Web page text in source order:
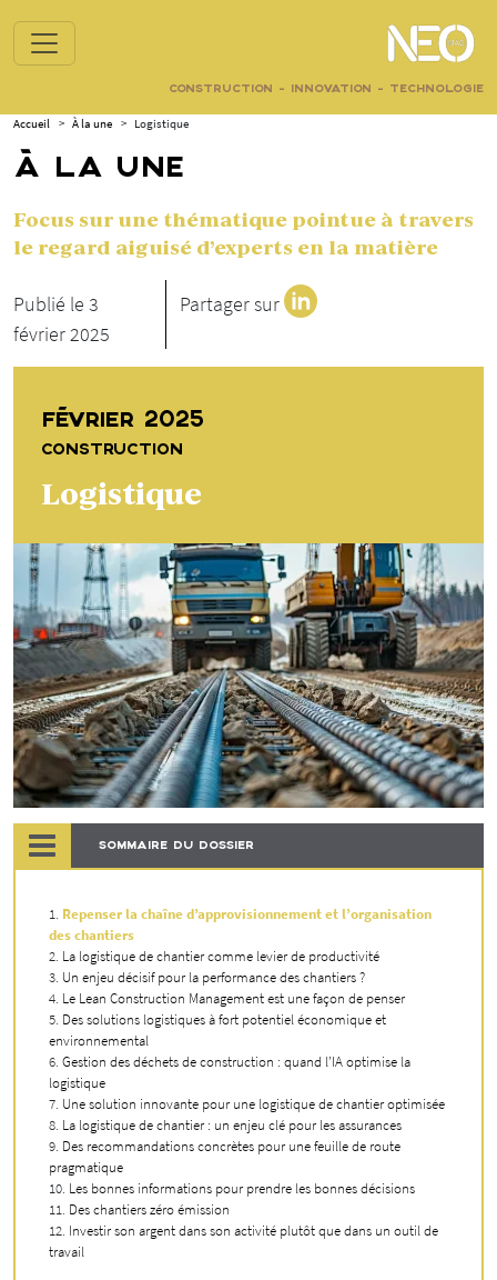
CONSTRUCTION - INNOVATION - TECHNOLOGIE
Accueil > À la une > Logistique
À LA UNE
Focus sur une thématique pointue à travers
le regard aiguisé d’experts en la matière
Publié le 3
février 2025
Partager sur
FÉVRIER 2025
CONSTRUCTION
Logistique
SOMMAIRE DU DOSSIER
Repenser la chaîne d’approvisionnement et l’organisation
des chantiers
La logistique de chantier comme levier de productivité
Un enjeu décisif pour la performance des chantiers ?
Le Lean Construction Management est une façon de penser
Des solutions logistiques à fort potentiel économique et
environnemental
Gestion des déchets de construction : quand l’IA optimise la
logistique
Une solution innovante pour une logistique de chantier optimisée
La logistique de chantier : un enjeu clé pour les assurances
Des recommandations concrètes pour une feuille de route
pragmatique
Les bonnes informations pour prendre les bonnes décisions
Des chantiers zéro émission
Investir son argent dans son activité plutôt que dans un outil de
travail